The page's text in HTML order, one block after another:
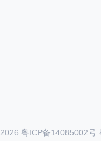
2026 粤ICP备14085002号